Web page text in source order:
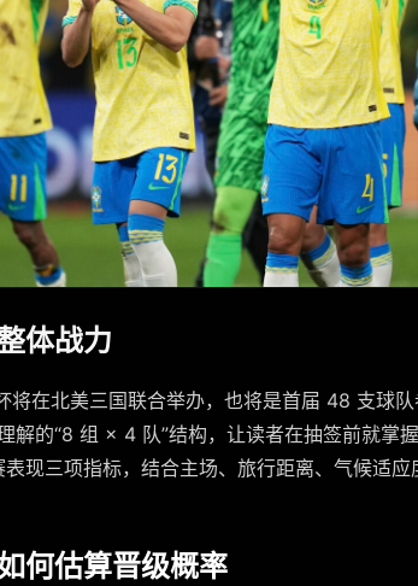
体战力
将在北美三国联合举办，也将是首届 48 支球队
解的“8 组 × 4 队”结构，让读者在抽签前就掌
表现三项指标，结合主场、旅行距离、气候适
何估算晋级概率